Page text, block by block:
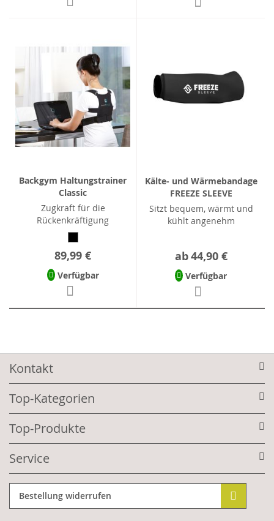
Backgym Haltungstrainer
Classic
Zugkraft für die
Rückenkräftigung
89,99 €
Verfügbar
Kälte- und Wärmebandage
FREEZE SLEEVE
Sitzt bequem, wärmt und
kühlt angenehm
ab44,90 €
Verfügbar
Kontakt
Top-Kategorien
Top-Produkte
Service
Bestellung widerrufen